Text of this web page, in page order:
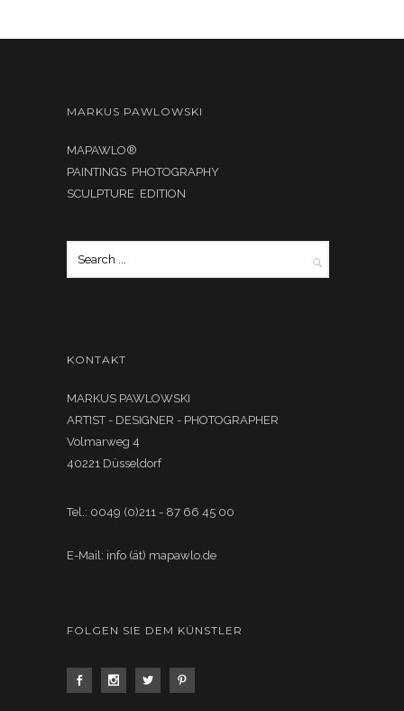
MARKUS PAWLOWSKI
MAPAWLO®
PAINTINGS PHOTOGRAPHY
SCULPTURE EDITION
KONTAKT
MARKUS PAWLOWSKI
ARTIST - DESIGNER - PHOTOGRAPHER
Volmarweg 4
40221 Düsseldorf
Tel.: 0049 (0)211 - 87 66 45 00
E-Mail: info (ät) mapawlo.de
FOLGEN SIE DEM KÜNSTLER